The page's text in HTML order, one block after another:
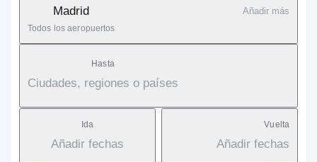
Madrid
Todos los aeropuertos
Añadir más
Hasta
Ciudades, regiones o países
Ida
Añadir fechas
Vuelta
Añadir fechas